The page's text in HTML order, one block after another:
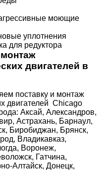
моющие
уплотнения
для редуктора
двигателей в
поставку и монтаж
двигателей Chicago
Аксай, Александров,
Астрахань, Барнаул,
Биробиджан, Брянск,
Владикавказ,
Воронеж,
Гатчина,
Алтайск, Донецк,